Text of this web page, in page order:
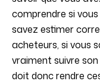
comprendre si
savez estimer
acheteurs, si vous
vraiment suivre
doit donc rendre